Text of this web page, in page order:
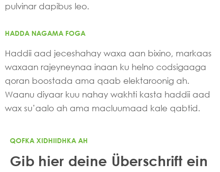
pulvinar dapibus leo.
HADDA NAGAMA FOGA
Haddii aad jeceshahay waxa aan bixino, markaas
waxaan rajeyneynaa inaan ku helno codsigaaga
qoran boostada ama qaab elektaroonig ah.
Waanu diyaar kuu nahay wakhti kasta haddii aad
wax su’aalo ah ama macluumaad kale qabtid.
QOFKA XIDHIIDHKA AH
Gib hier deine Überschrift ein